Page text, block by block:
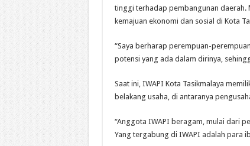
tinggi terhadap pembangunan daerah.
kemajuan ekonomi dan sosial di Kota
“Saya berharap perempuan-
potensi yang ada dalam dirinya,
Saat ini, IWAPI Kota Tasikmalaya
belakang usaha, di antaranya
“Anggota IWAPI beragam, mulai dari
Yang tergabung di IWAPI adalah para